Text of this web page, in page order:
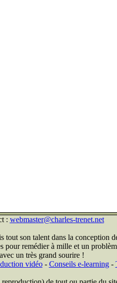
: webmaster@charles-trenet.net
son talent dans la conception
remédier à mille et un
avec un très grand sourire !
vidéo- Conseils e-learning-